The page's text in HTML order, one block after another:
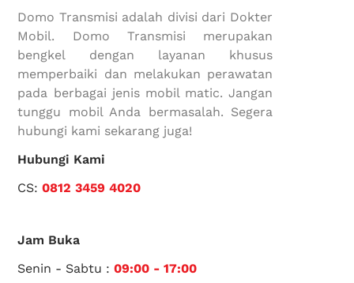
Domo Transmisi adalah divisi dari Dokter
Mobil. Domo Transmisi merupakan
bengkel dengan layanan khusus
memperbaiki dan melakukan perawatan
pada berbagai jenis mobil matic. Jangan
tunggu mobil Anda bermasalah. Segera
hubungi kami sekarang juga!
Hubungi Kami
CS:0812 3459 4020
Jam Buka
Senin - Sabtu :09:00 - 17:00